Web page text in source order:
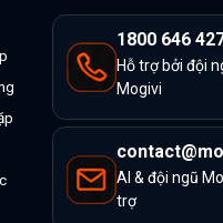
1800 646
Hỗ trợ bởi đội
Mogivi
AI & đội ngũ
trợ